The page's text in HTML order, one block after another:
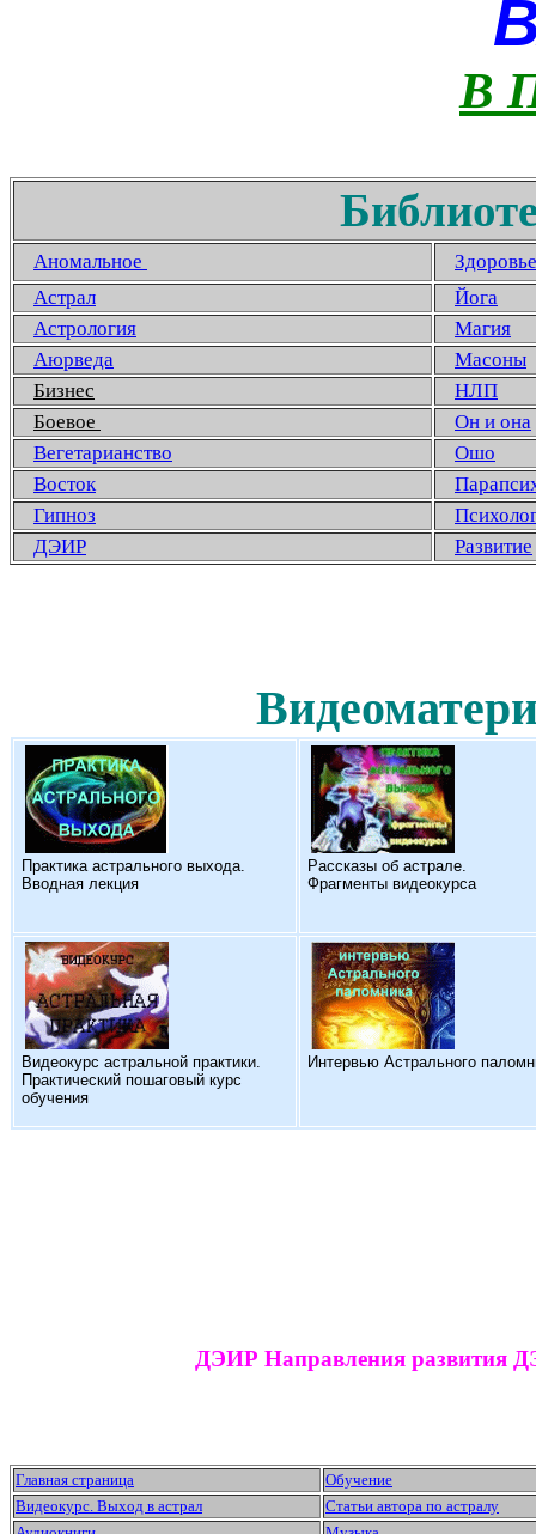
В
Аномальное
Здоровье
Астрал
Йога
Астрология
Магия
Аюрведа
Масоны
Бизнес
НЛП
Боевое
Он и она
Вегетарианство
Ошо
Восток
Гипноз
ДЭИР
Развитие
Практика астрального выхода.
Вводная лекция
Рассказы об астрале.
Фрагменты видеокурса
Видеокурс астральной практики.
Практический пошаговый курс
обучения
Интервью Астрального
ДЭИР Направления развития
Главная страница
Обучение
Видеокурс. Выход в астрал
Статьи автора по астралу